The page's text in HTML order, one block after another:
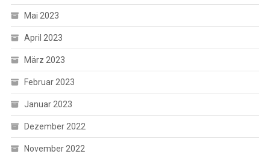
Mai 2023
April 2023
März 2023
Februar 2023
Januar 2023
Dezember 2022
November 2022